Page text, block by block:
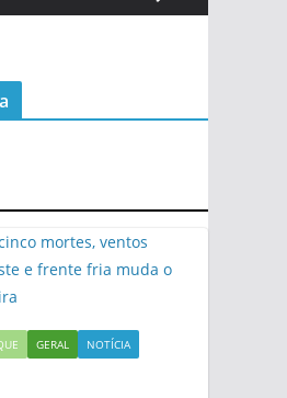
GERAL
NOTÍCIA